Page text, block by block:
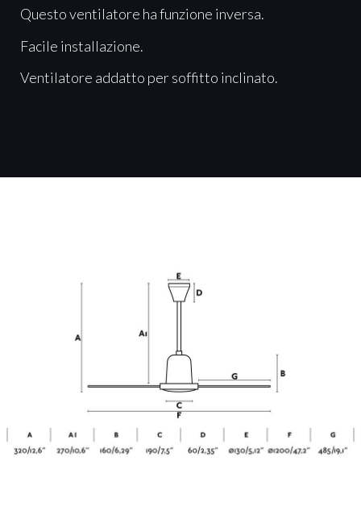
Questo ventilatore ha funzione inversa.
Facile installazione.
Ventilatore addatto per soffitto inclinato.